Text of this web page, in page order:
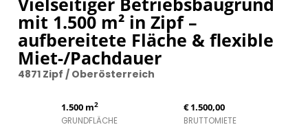
mit 1.500 m² in Zipf –
aufbereitete Fläche & flexible
Miet-/Pachdauer
4871 Zipf / Oberösterreich
1.500 m2
GRUNDFLÄCHE
€ 1.500,00
BRUTTOMIETE